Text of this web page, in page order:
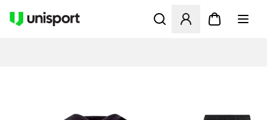
Åbner en Modal til at